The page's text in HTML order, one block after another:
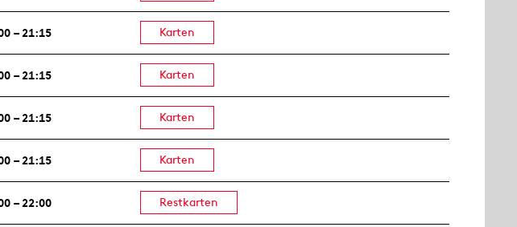
– 21:15 Karten
– 21:15 Karten
– 21:15 Karten
– 21:15 Karten
– 22:00 Restkarten